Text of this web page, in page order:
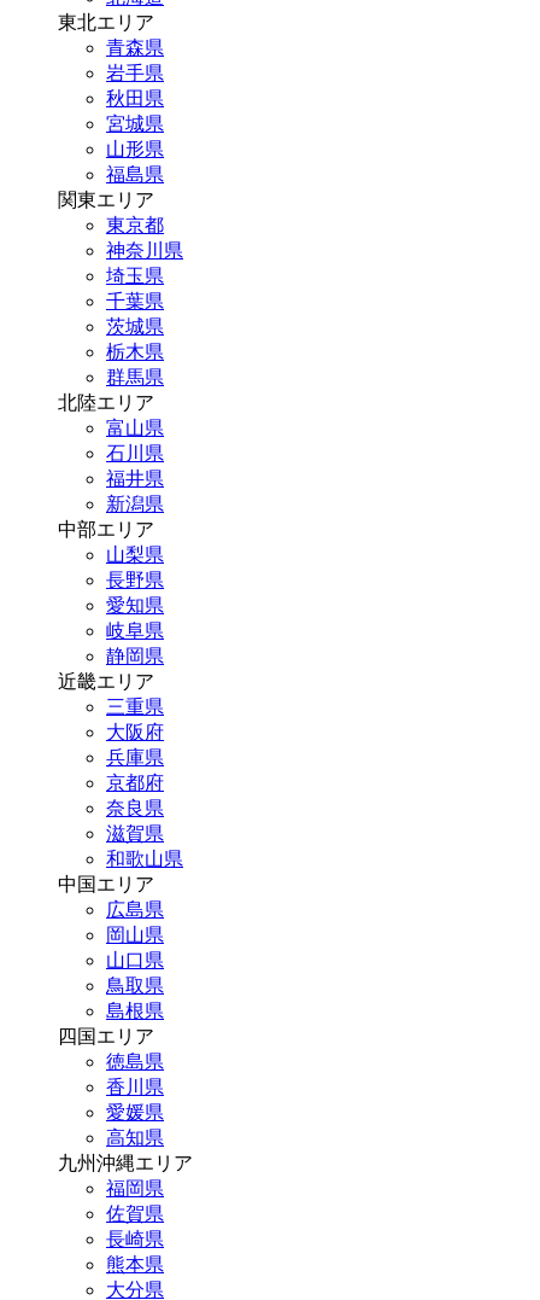
東北エリア
青森県
岩手県
秋田県
宮城県
山形県
福島県
関東エリア
東京都
神奈川県
埼玉県
千葉県
茨城県
栃木県
群馬県
北陸エリア
富山県
石川県
福井県
新潟県
中部エリア
山梨県
長野県
愛知県
岐阜県
静岡県
近畿エリア
三重県
大阪府
兵庫県
京都府
奈良県
滋賀県
和歌山県
中国エリア
広島県
岡山県
山口県
鳥取県
島根県
四国エリア
徳島県
香川県
愛媛県
高知県
九州沖縄エリア
福岡県
佐賀県
長崎県
熊本県
大分県